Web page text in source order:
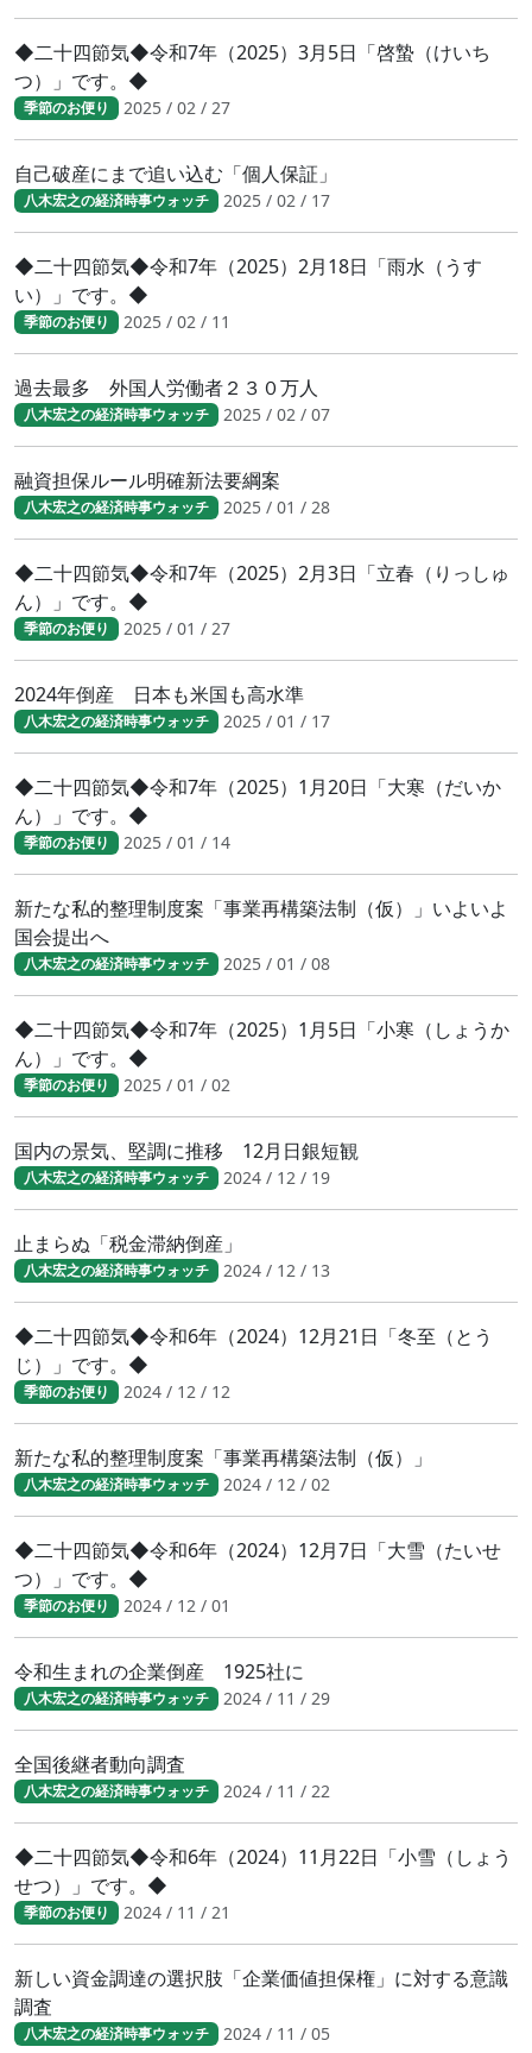
◆二十四節気◆令和7年（2025）3月5日「啓蟄（けいち
つ）」です。◆
季節のお便り 2025 / 02 / 27
自己破産にまで追い込む「個人保証」
八木宏之の経済時事ウォッチ 2025 / 02 / 17
◆二十四節気◆令和7年（2025）2月18日「雨水（うす
い）」です。◆
季節のお便り 2025 / 02 / 11
過去最多 外国人労働者２３０万人
八木宏之の経済時事ウォッチ 2025 / 02 / 07
融資担保ルール明確新法要綱案
八木宏之の経済時事ウォッチ 2025 / 01 / 28
◆二十四節気◆令和7年（2025）2月3日「立春（りっしゅ
ん）」です。◆
季節のお便り 2025 / 01 / 27
2024年倒産 日本も米国も高水準
八木宏之の経済時事ウォッチ 2025 / 01 / 17
◆二十四節気◆令和7年（2025）1月20日「大寒（だいか
ん）」です。◆
季節のお便り 2025 / 01 / 14
新たな私的整理制度案「事業再構築法制（仮）」いよいよ
国会提出へ
八木宏之の経済時事ウォッチ 2025 / 01 / 08
◆二十四節気◆令和7年（2025）1月5日「小寒（しょうか
ん）」です。◆
季節のお便り 2025 / 01 / 02
国内の景気、堅調に推移 12月日銀短観
八木宏之の経済時事ウォッチ 2024 / 12 / 19
止まらぬ「税金滞納倒産」
八木宏之の経済時事ウォッチ 2024 / 12 / 13
◆二十四節気◆令和6年（2024）12月21日「冬至（とう
じ）」です。◆
季節のお便り 2024 / 12 / 12
新たな私的整理制度案「事業再構築法制（仮）」
八木宏之の経済時事ウォッチ 2024 / 12 / 02
◆二十四節気◆令和6年（2024）12月7日「大雪（たいせ
つ）」です。◆
季節のお便り 2024 / 12 / 01
令和生まれの企業倒産 1925社に
八木宏之の経済時事ウォッチ 2024 / 11 / 29
全国後継者動向調査
八木宏之の経済時事ウォッチ 2024 / 11 / 22
◆二十四節気◆令和6年（2024）11月22日「小雪（しょう
せつ）」です。◆
季節のお便り 2024 / 11 / 21
新しい資金調達の選択肢「企業価値担保権」に対する意識
調査
八木宏之の経済時事ウォッチ 2024 / 11 / 05